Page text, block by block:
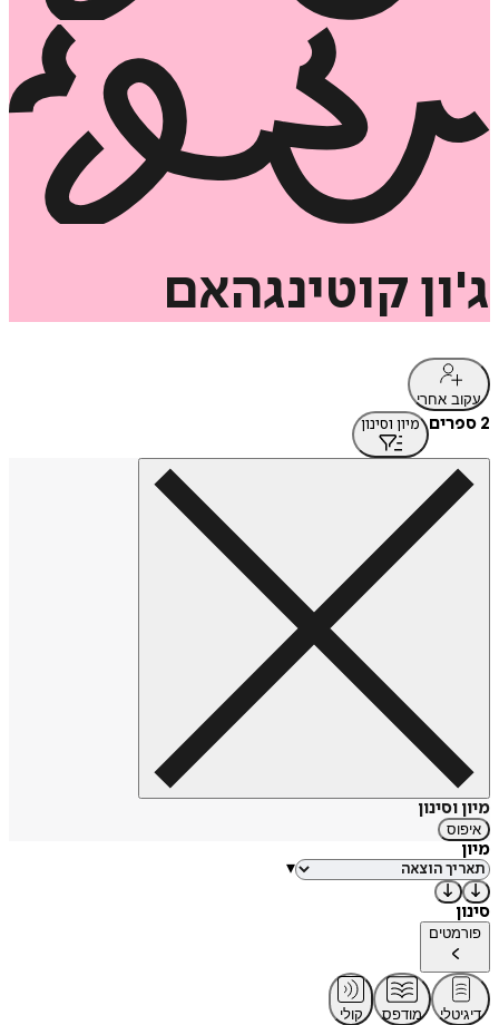
ג'ון קוטינגהאם
עקוב אחרי
2 ספרים מיון וסינון
מיון וסינון
איפוס
מיון
▾
סינון
פורמטים
דיגיטלי מודפס
קולי